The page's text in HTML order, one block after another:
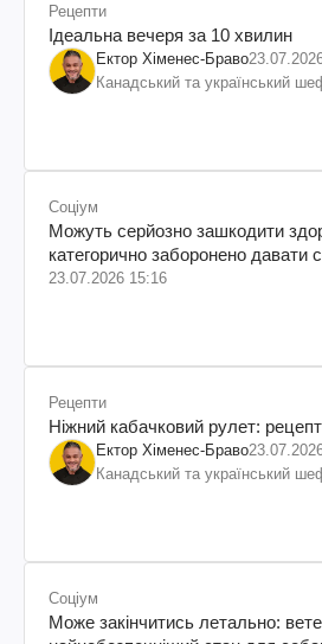
Рецепти
Ідеальна вечеря за 10 хвилин
Ектор Хіменес-Браво
Канадський та український
Соціум
Можуть серйозно зашкодити
категорично заборонено давати
23.07.2026 15:16
Рецепти
Ніжний кабачковий рулет: рецепт
Ектор Хіменес-Браво
Канадський та український
Соціум
Може закінчитись летально: